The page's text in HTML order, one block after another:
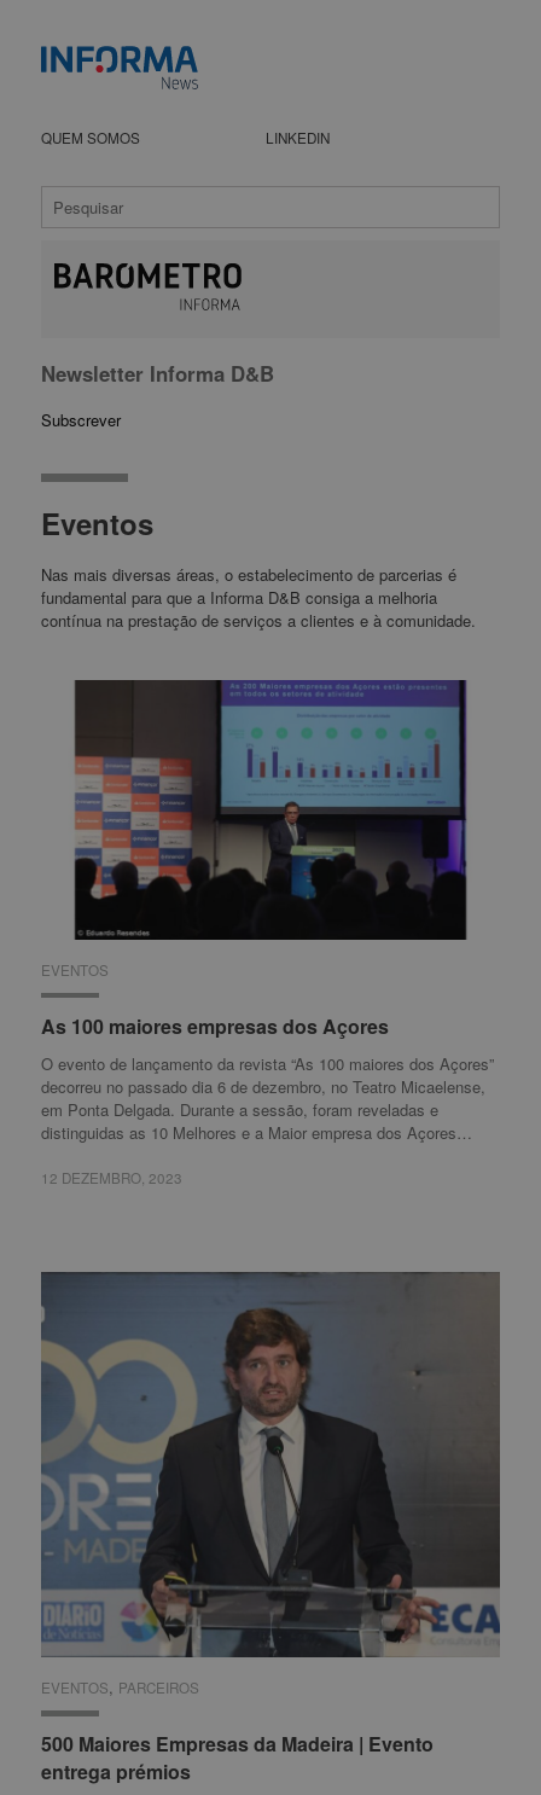
QUEM SOMOS LINKEDIN
Newsletter Informa D&B
Subscrever
Eventos
Nas mais diversas áreas, o estabelecimento de parcerias é
fundamental para que a Informa D&B consiga a melhoria
contínua na prestação de serviços a clientes e à comunidade.
EVENTOS
As 100 maiores empresas dos Açores
O evento de lançamento da revista “As 100 maiores dos Açores”
decorreu no passado dia 6 de dezembro, no Teatro Micaelense,
em Ponta Delgada. Durante a sessão, foram reveladas e
distinguidas as 10 Melhores e a Maior empresa dos Açores…
12 DEZEMBRO, 2023
EVENTOS
As 100 maiores empresas dos Açores
12 DEZEMBRO, 2023
EVENTOS, PARCEIROS
500 Maiores Empresas da Madeira | Evento
entrega prémios
EVENTOS PARCEIROS
500 Maiores Empresas da Madeira | Evento
entrega prémios